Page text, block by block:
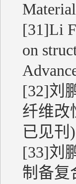
[31]Li
on
[32]刘
纤维改
已见刊)
[33]刘
制备复